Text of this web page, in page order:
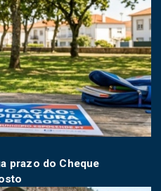
prazo do Cheque